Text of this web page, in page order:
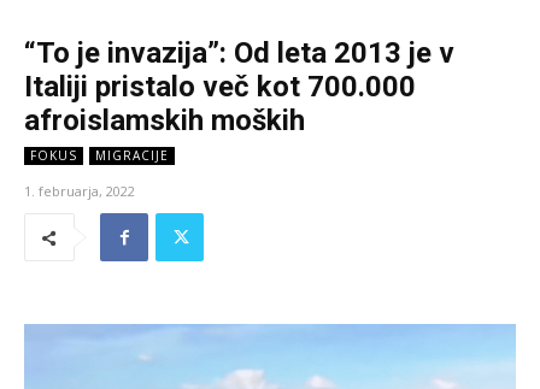
“To je invazija”: Od leta 2013 je v
Italiji pristalo več kot 700.000
afroislamskih moških
FOKUS MIGRACIJE
1. februarja, 2022